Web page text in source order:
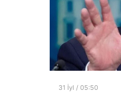
31 İyl / 05:50